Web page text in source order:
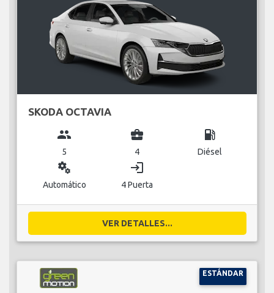
SKODA OCTAVIA
group
5
business_center
4
local_gas_station
Diésel
miscellaneous_services
Automático
login
4 Puerta
VER DETALLES...
ESTÁNDAR